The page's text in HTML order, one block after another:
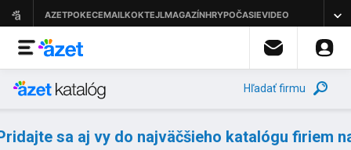
Hľadať firmu
sa aj vy do najväčšieho katalógu firiem